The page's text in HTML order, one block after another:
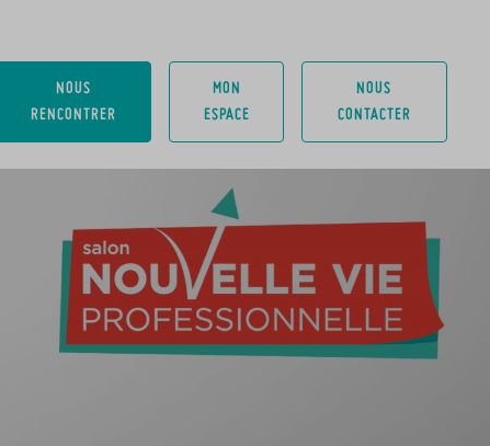
NOUS
RENCONTRER
MON
ESPACE
NOUS
CONTACTER